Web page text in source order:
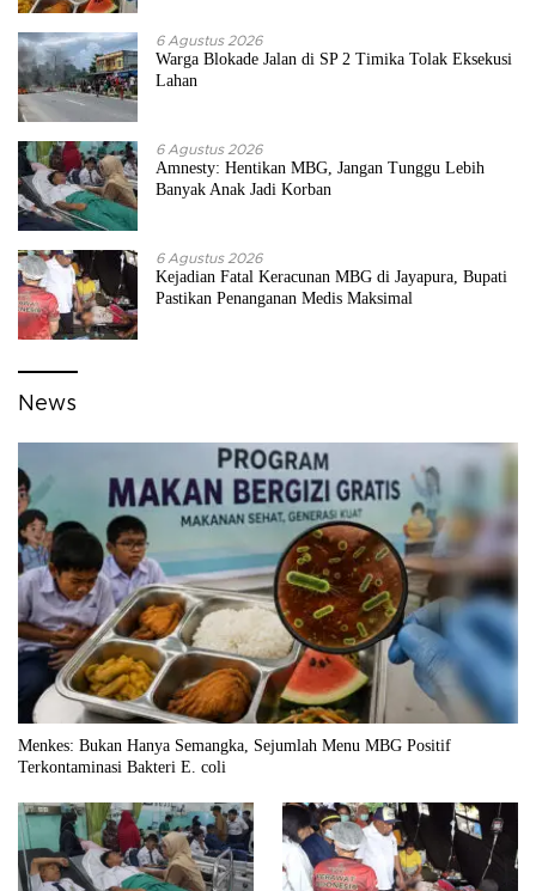
6 Agustus 2026
Warga Blokade Jalan di SP 2 Timika Tolak Eksekusi
Lahan
6 Agustus 2026
Amnesty: Hentikan MBG, Jangan Tunggu Lebih
Banyak Anak Jadi Korban
6 Agustus 2026
Kejadian Fatal Keracunan MBG di Jayapura, Bupati
Pastikan Penanganan Medis Maksimal
News
Menkes: Bukan Hanya Semangka, Sejumlah Menu MBG Positif
Terkontaminasi Bakteri E. coli